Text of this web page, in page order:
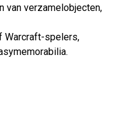
van verzamelobjecten,
Warcraft-spelers,